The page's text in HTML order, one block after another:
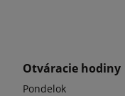
Otváracie hodiny
Pondelok